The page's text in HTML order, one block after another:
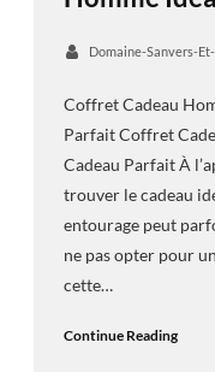
Domaine-Sanvers-
Coffret Cadeau
Parfait Coffret
Cadeau Parfait À
trouver le cadeau
entourage peut
ne pas opter pour
cette…
Continue Reading